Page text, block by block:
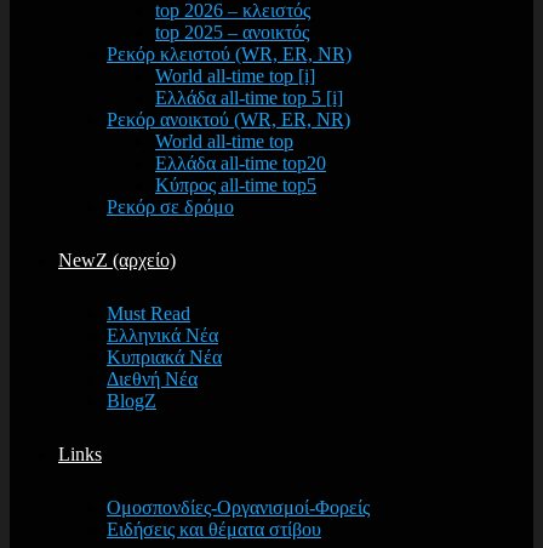
top 2026 – κλειστός
top 2025 – ανοικτός
Ρεκόρ κλειστού (WR, ER, NR)
World all-time top [i]
Ελλάδα all-time top 5 [i]
Ρεκόρ ανοικτού (WR, ER, NR)
World all-time top
Ελλάδα all-time top20
Κύπρος all-time top5
Ρεκόρ σε δρόμο
NewZ (αρχείο)
Must Read
Ελληνικά Νέα
Κυπριακά Νέα
Διεθνή Νέα
BlogZ
Links
Ομοσπονδίες-Οργανισμοί-Φορείς
Ειδήσεις και θέματα στίβου